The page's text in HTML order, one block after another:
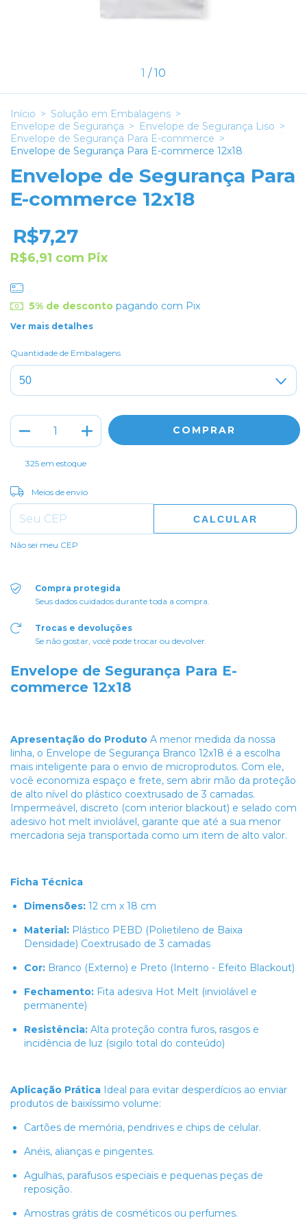
1 /10
Início > Solução em Embalagens >
Envelope de Segurança > Envelope de Segurança Liso >
Envelope de Segurança Para E-commerce >
Envelope de Segurança Para E-commerce 12x18
Envelope de Segurança Para
E-commerce 12x18
R$7,27
R$6,91 com Pix
5% de descontopagando com Pix
Ver mais detalhes
Quantidade de Embalagens
325em estoque
Entregas para o CEP:
Meios de envio
CALCULAR
Não sei meu CEP
Compra protegida
Seus dados cuidados durante toda a compra.
Trocas e devoluções
Se não gostar, você pode trocar ou devolver.
Envelope de Segurança Para E-
commerce 12x18
Apresentação do Produto A menor medida da nossa
linha, o Envelope de Segurança Branco 12x18 é a escolha
mais inteligente para o envio de microprodutos. Com ele,
você economiza espaço e frete, sem abrir mão da proteção
de alto nível do plástico coextrusado de 3 camadas.
Impermeável, discreto (com interior blackout) e selado com
adesivo hot melt inviolável, garante que até a sua menor
mercadoria seja transportada como um item de alto valor.
Ficha Técnica
Dimensões: 12 cm x 18 cm
Material: Plástico PEBD (Polietileno de Baixa
Densidade) Coextrusado de 3 camadas
Cor: Branco (Externo) e Preto (Interno - Efeito Blackout)
Fechamento: Fita adesiva Hot Melt (inviolável e
permanente)
Resistência: Alta proteção contra furos, rasgos e
incidência de luz (sigilo total do conteúdo)
Aplicação Prática Ideal para evitar desperdícios ao enviar
produtos de baixíssimo volume:
Cartões de memória, pendrives e chips de celular.
Anéis, alianças e pingentes.
Agulhas, parafusos especiais e pequenas peças de
reposição.
Amostras grátis de cosméticos ou perfumes.